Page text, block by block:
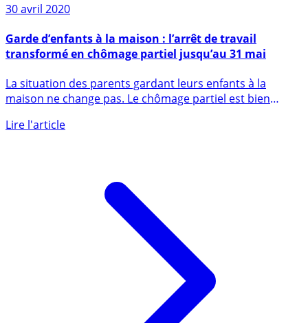
Sur le même sujet
30 avril 2020
transformé en chômage partiel jusqu’au 31 mai
maison ne change pas. Le chômage partiel est bien